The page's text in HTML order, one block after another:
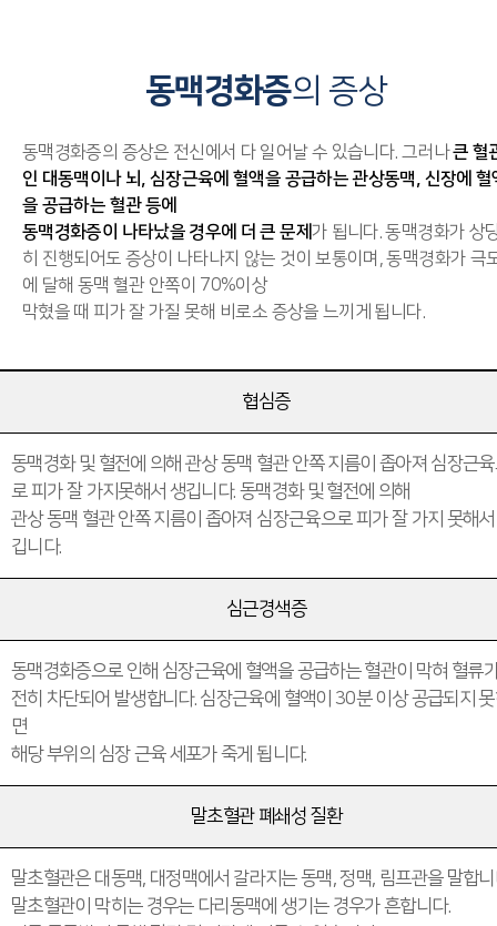
동맥경화증의 증상
동맥경화증의 증상은 전신에서 다 일어날 수 있습니다. 그러나큰 혈
인 대동맥이나 뇌, 심장근육에 혈액을 공급하는 관상동맥, 신장에 혈
을 공급하는 혈관 등에
동맥경화증이 나타났을 경우에 더 큰 문제 가 됩니다. 동맥경화가 상
히 진행되어도 증상이 나타나지 않는 것이 보통이며, 동맥경화가 극
에 달해 동맥 혈관 안쪽이 70%이상
막혔을 때 피가 잘 가질 못해 비로소 증상을 느끼게 됩니다.
협심증
동맥경화 및 혈전에 의해 관상 동맥 혈관 안쪽 지름이 좁아져 심장근
로 피가 잘 가지못해서 생깁니다. 동맥경화 및 혈전에 의해
관상 동맥 혈관 안쪽 지름이 좁아져 심장근육으로 피가 잘 가지 못해
깁니다.
심근경색증
동맥경화증으로 인해 심장근육에 혈액을 공급하는 혈관이 막혀 혈류
전히 차단되어 발생합니다. 심장근육에 혈액이 30분 이상 공급되지
면
해당 부위의 심장 근육 세포가 죽게 됩니다.
말초혈관 폐쇄성 질환
말초혈관은 대동맥, 대정맥에서 갈라지는 동맥, 정맥, 림프관을 말합니
말초혈관이 막히는 경우는 다리동맥에 생기는 경우가 흔합니다.